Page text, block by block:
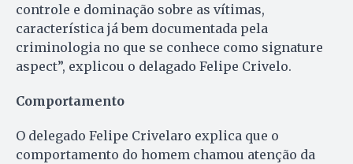
controle e dominação sobre as vítimas,
característica já bem documentada pela
criminologia no que se conhece como signature
aspect”, explicou o delagado Felipe Crivelo.
Comportamento
O delegado Felipe Crivelaro explica que o
comportamento do homem chamou atenção da